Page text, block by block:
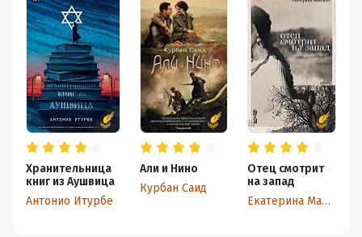
Хранительница
книг из Аушвица
Антонио Итурбе
Али и Нино
Курбан Саид
Отец смотрит
на запад
Екатерина Манойло